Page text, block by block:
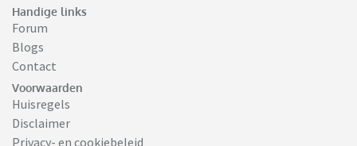
Handige links
Forum
Blogs
Contact
Voorwaarden
Huisregels
Disclaimer
Privacy- en cookiebeleid